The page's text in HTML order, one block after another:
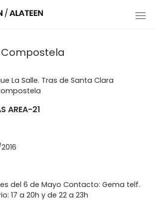
La Salle. Tras de Santa Clara
AREA-21
del 6 de Mayo Contacto: Gema telf.
17 a 20h y de 22 a 23h